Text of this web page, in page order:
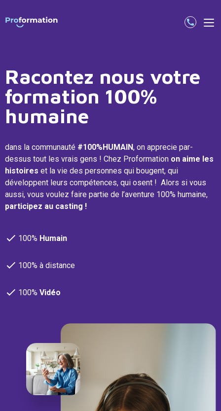
Racontez nous votre
formation 100%
humaine
dans la communauté #100%HUMAIN, on apprecie par-
dessus tout les vrais gens ! Chez Proformation on aime les
histoires et la vie des personnes qui bougent, qui
développent leurs compétences, qui osent ! Alors si vous
aussi, vous voulez faire partie de l’aventure 100% humaine,
participez au casting !
100% Humain
100% à distance
100% Vidéo